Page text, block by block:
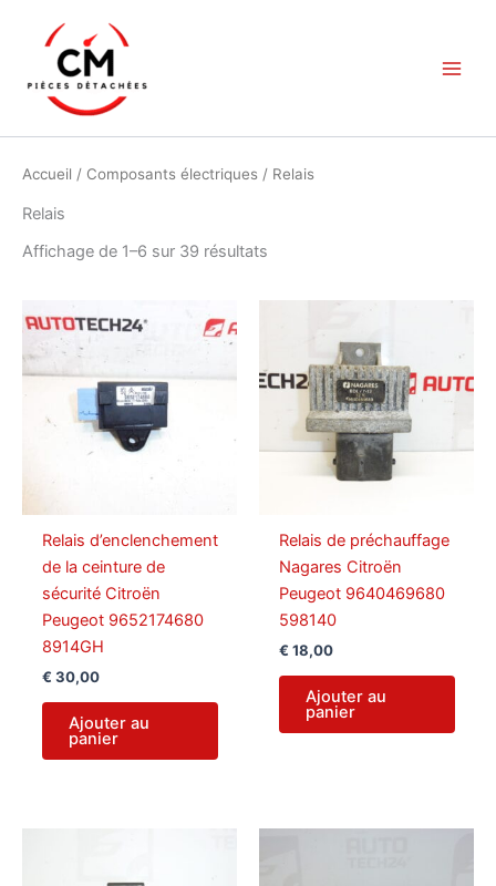
contenu
Accueil / Composants électriques / Relais
Relais
Affichage de 1–6 sur 39 résultats
récent
Relais d’enclenchement
de la ceinture de
sécurité Citroën
Peugeot 9652174680
8914GH
€ 30,00
Ajouter au
panier
Relais de préchauffage
Nagares Citroën
Peugeot 9640469680
598140
€ 18,00
Ajouter au
panier